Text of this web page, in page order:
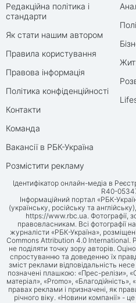
Редакційна політика і
стандарти
Як стати нашим автором
Правила користування
Правова інформація
Політика конфіденційності
Контакти
Команда
Вакансії в РБК-Україна
Розмістити рекламу
Ідентифікатор онлайн-медіа в
R40-
Інформаційний портал «РБК-
(українську, російську та
https://www.rbc.ua . Фотографії,
правовласникам. Всі фотографії
журналісти «РБК-Україна»,
Commons Attribution 4.0 International.
не поділяти точку зору авторів.
спростуванню та доведенню їх
зміст реклами відповідальність
позначені плашкою: «Прес-релізи»,
матеріал», «Promo»,
правах реклами і призначені, як
річного віку. «Новини компанії» -